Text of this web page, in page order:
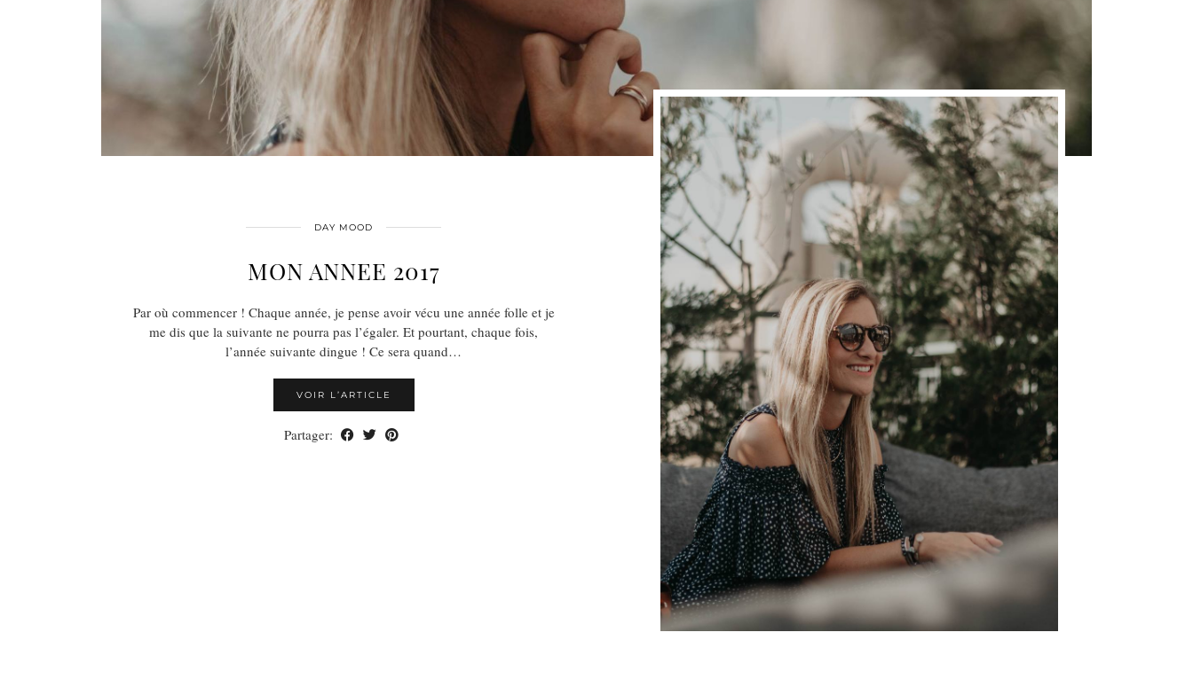
DAY MOOD
MON ANNEE 2017
Par où commencer ! Chaque année, je pense avoir vécu une année folle et je
me dis que la suivante ne pourra pas l’égaler. Et pourtant, chaque fois,
l’année suivante dingue ! Ce sera quand…
VOIR L’ARTICLE
Partager: